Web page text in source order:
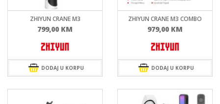
ZHIYUN CRANE M3
799,00 KM
DODAJ U KORPU
ZHIYUN CRANE M3 COMBO
979,00 KM
DODAJ U KORPU